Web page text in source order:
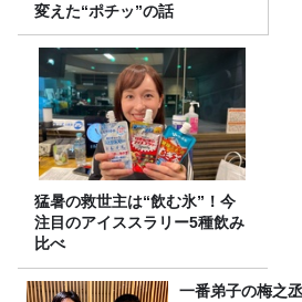
変えた“ポチッ”の話
猛暑の救世主は“飲む氷”！今
注目のアイススラリー5種飲み
比べ
一番弟子の梅之